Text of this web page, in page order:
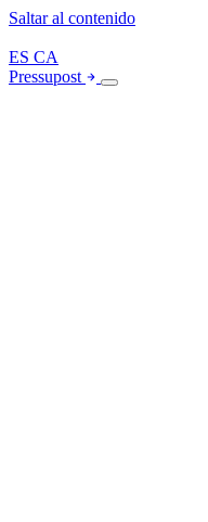
Saltar al contenido
ES CA
Pressupost